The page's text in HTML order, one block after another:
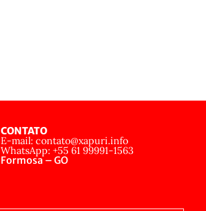
CONTATO
E-mail: contato@xapuri.info
WhatsApp: +55 61 99991-1563
Formosa – GO